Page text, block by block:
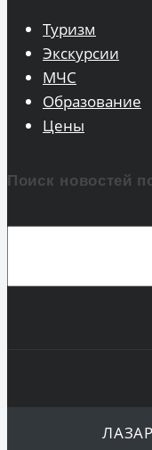
Туризм
Экскурсии
МЧС
Образование
Цены
Поиск новостей